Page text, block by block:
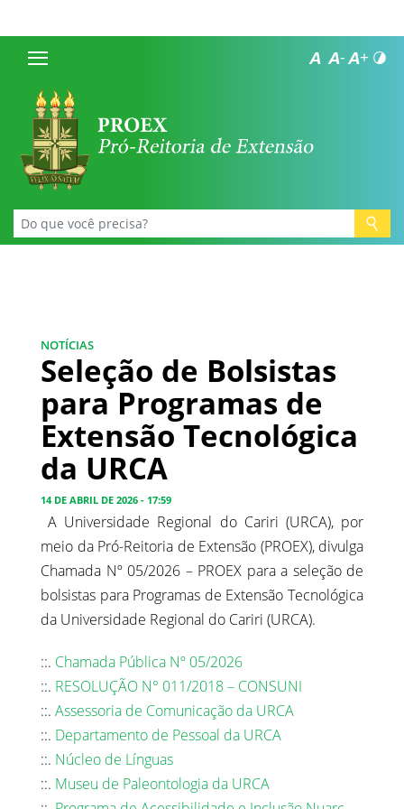
NOTÍCIAS
Seleção de Bolsistas
para Programas de
Extensão Tecnológica
da URCA
14 DE ABRIL DE 2026 - 17:59
A Universidade Regional do Cariri (URCA), por
meio da Pró-Reitoria de Extensão (PROEX), divulga
Chamada Nº 05/2026 – PROEX para a seleção de
bolsistas para Programas de Extensão Tecnológica
da Universidade Regional do Cariri (URCA).
::. Chamada Pública Nº 05/2026
::. RESOLUÇÃO N° 011/2018 – CONSUNI
::. Assessoria de Comunicação da URCA
::. Departamento de Pessoal da URCA
::. Núcleo de Línguas
::. Museu de Paleontologia da URCA